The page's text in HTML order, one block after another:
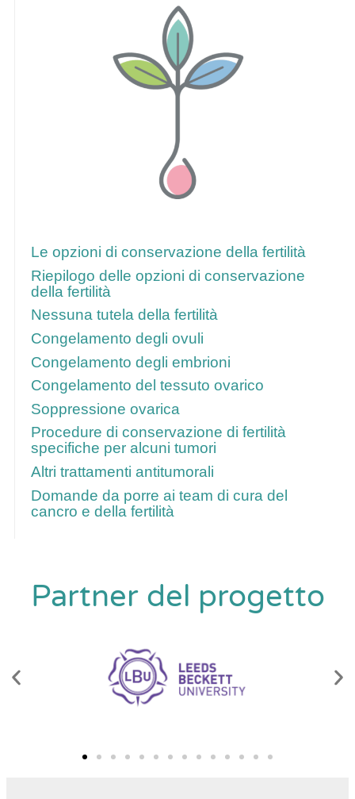
Le opzioni di conservazione della fertilità
Riepilogo delle opzioni di conservazione
della fertilità
Nessuna tutela della fertilità
Congelamento degli ovuli
Congelamento degli embrioni
Congelamento del tessuto ovarico
Soppressione ovarica
Procedure di conservazione di fertilità
specifiche per alcuni tumori
Altri trattamenti antitumorali
Domande da porre ai team di cura del
cancro e della fertilità
Partner del progetto